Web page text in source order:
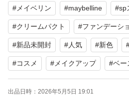
再出品等、相談があれば質問から
取引メッセージは基本発送後に送
簡易包装になります。
遅くても届いた翌日には受け取り
#メイベリン #maybelline #sp
#クリームパクト #ファンデーシ
#新品未開封 #人気 #新色
#コスメ #メイクアップ #ベー
出品日時： 2026年5月5日 19:01